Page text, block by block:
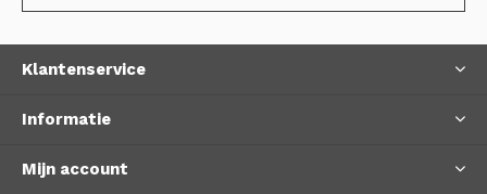
Klantenservice
Informatie
Mijn account